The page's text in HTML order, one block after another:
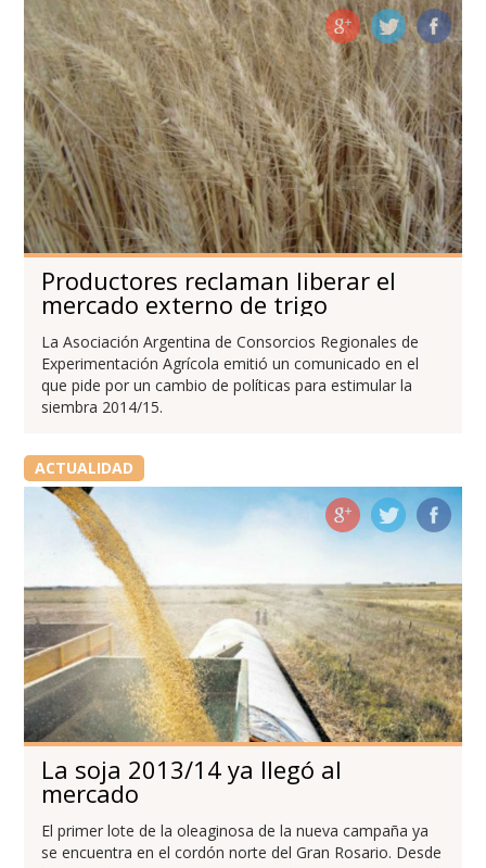
Productores reclaman liberar el
mercado externo de trigo
La Asociación Argentina de Consorcios Regionales de
Experimentación Agrícola emitió un comunicado en el
que pide por un cambio de políticas para estimular la
siembra 2014/15.
ACTUALIDAD
La soja 2013/14 ya llegó al
mercado
El primer lote de la oleaginosa de la nueva campaña ya
se encuentra en el cordón norte del Gran Rosario. Desde